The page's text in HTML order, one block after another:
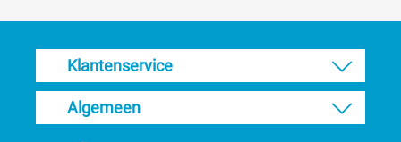
Klantenservice
Algemeen